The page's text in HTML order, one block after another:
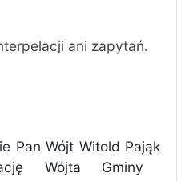
ani zapytań.
Pan Wójt Witold Pająk
Wójta Gminy